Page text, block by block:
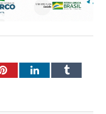
PinterestLinkedInTumblr